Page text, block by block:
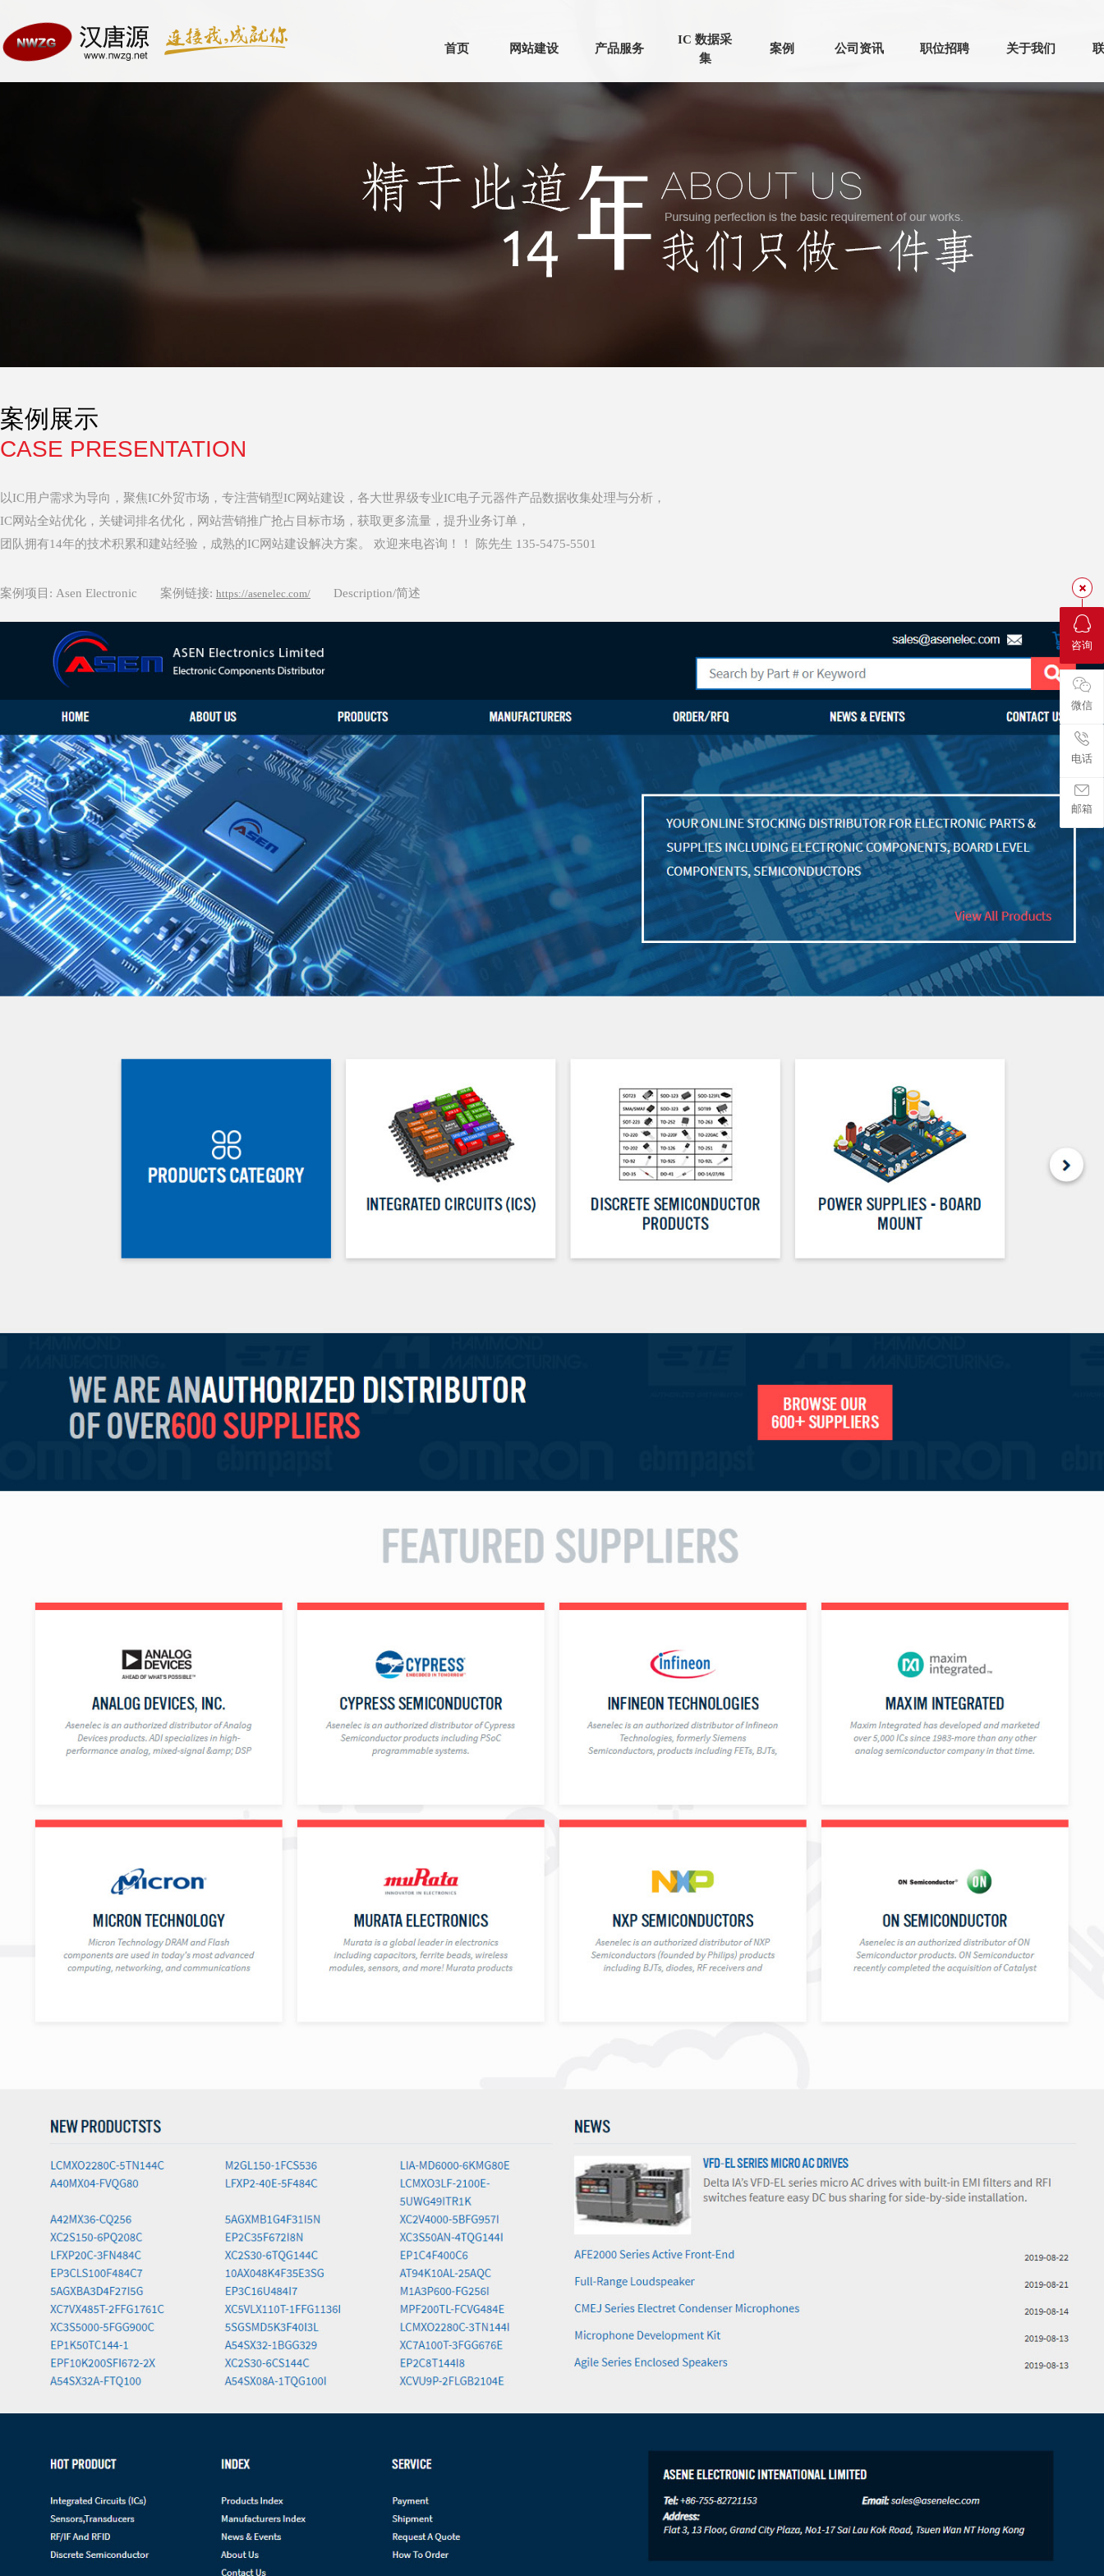
首页 网站建设 产品服务
IC 数据采
集
案例 公司资讯 职位招聘 关于我们
案例展示
CASE PRESENTATION
以IC用户需求为导向，聚焦IC外贸市场，专注营销型IC网站建设，各大世界级专业IC电子元器件产品数据收集处理与分析，
IC网站全站优化，关键词排名优化，网站营销推广抢占目标市场，获取更多流量，提升业务订单，
团队拥有14年的技术积累和建站经验，成熟的IC网站建设解决方案。 欢迎来电咨询！！ 陈先生 135-5475-5501
案例项目: Asen Electronic 案例链接: https://asenelec.com/ Description/简述
咨询
微信
电话
邮箱